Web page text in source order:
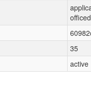
35
active